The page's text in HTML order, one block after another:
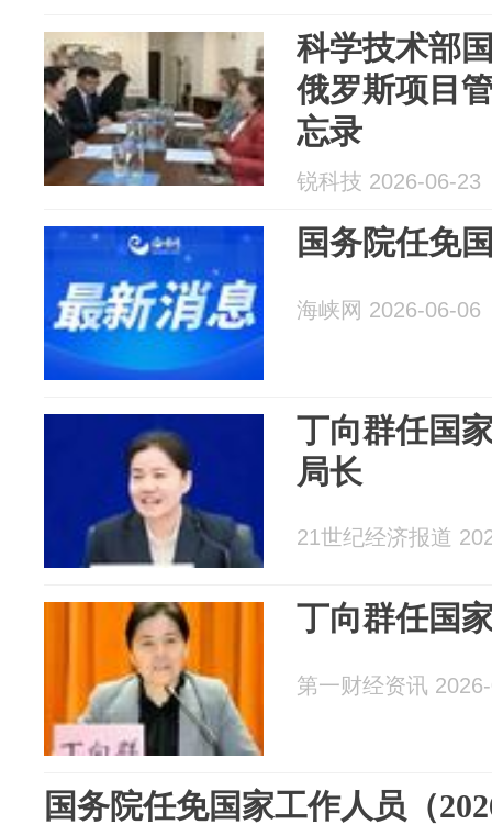
科学技术部
俄罗斯项目
忘录
锐科技 2026-06-23
国务院任免
海峡网 2026-06-06
丁向群任国
局长
21世纪经济报道
丁向群任国
第一财经资讯
国务院任免国家工作人员（